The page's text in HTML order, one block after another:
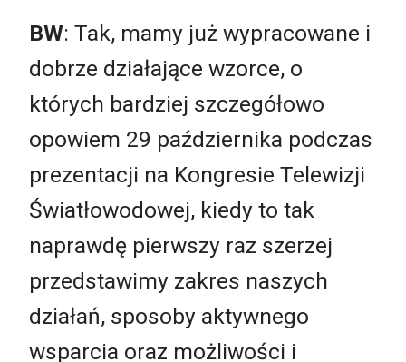
BW: Tak, mamy już wypracowane i
dobrze działające wzorce, o
których bardziej szczegółowo
opowiem 29 października podczas
prezentacji na Kongresie Telewizji
Światłowodowej, kiedy to tak
naprawdę pierwszy raz szerzej
przedstawimy zakres naszych
działań, sposoby aktywnego
wsparcia oraz możliwości i